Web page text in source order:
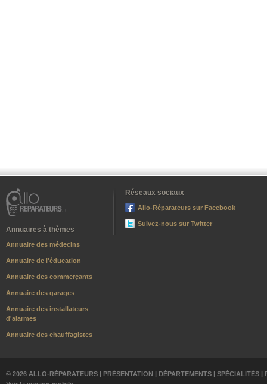
Annuaires à thèmes
Annuaire des médecins
Annuaire de l'éducation
Annuaire des commerçants
Annuaire des garages
Annuaire des installateurs
d'alarmes
Annuaire des chauffagistes
Réseaux sociaux
Allo-Réparateurs sur Facebook
Suivez-nous sur Twitter
© 2026 ALLO-RÉPARATEURS | PRÉSENTATION | DÉPARTEMENTS | SPÉCIALITÉS |